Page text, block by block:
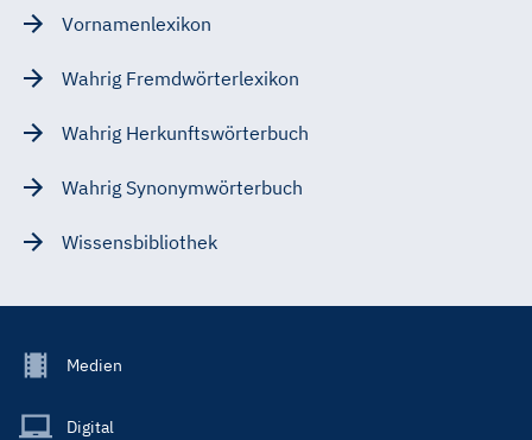
Vornamenlexikon
Wahrig Fremdwörterlexikon
Wahrig Herkunftswörterbuch
Wahrig Synonymwörterbuch
Wissensbibliothek
Footer
Main
Medien
Digital